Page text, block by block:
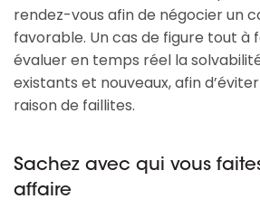
rendez-vous afin de négocier un
favorable. Un cas de figure tout à
évaluer en temps réel la
existants et nouveaux, afin
raison de faillites.
Sachez avec qui vous
affaire